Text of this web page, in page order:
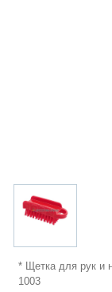
* Щетка для рук и
1003